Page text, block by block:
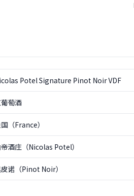
Potel Signature Pinot Noir VDF
萄酒
（France）
酒庄（Nicolas Potel）
诺（Pinot Noir）